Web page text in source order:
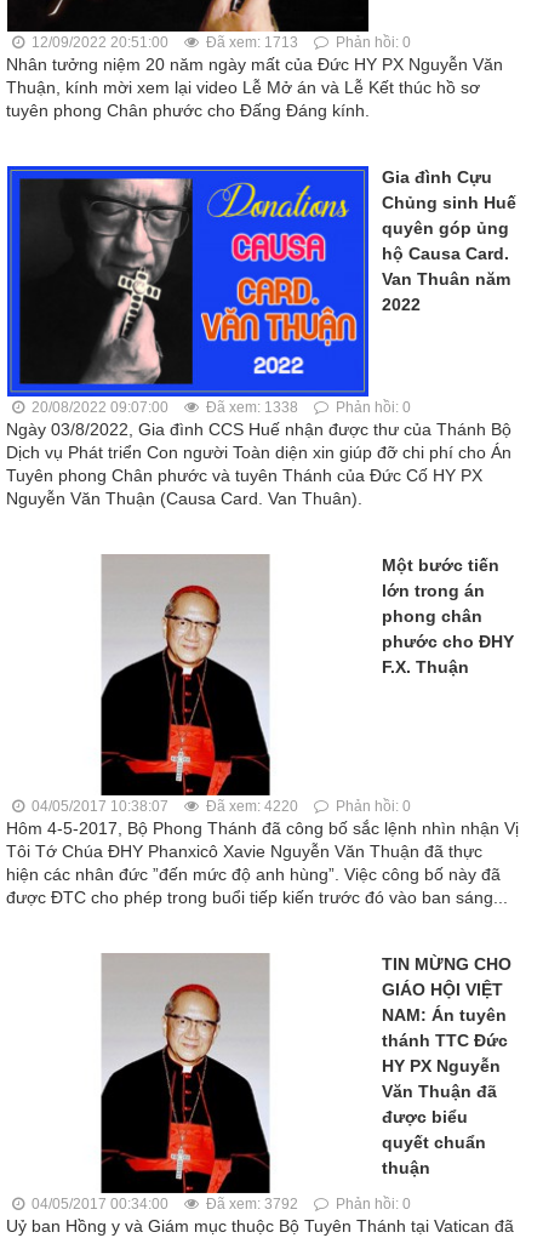
12/09/2022 20:51:00 Đã xem: 1713 Phản hồi: 0
Nhân tưởng niệm 20 năm ngày mất của Đức HY PX Nguyễn Văn
Thuận, kính mời xem lại video Lễ Mở án và Lễ Kết thúc hồ sơ
tuyên phong Chân phước cho Đấng Đáng kính.
Gia đình Cựu
Chủng sinh Huế
quyên góp ủng
hộ Causa Card.
Van Thuân năm
2022
20/08/2022 09:07:00 Đã xem: 1338 Phản hồi: 0
Ngày 03/8/2022, Gia đình CCS Huế nhận được thư của Thánh Bộ
Dịch vụ Phát triển Con người Toàn diện xin giúp đỡ chi phí cho Án
Tuyên phong Chân phước và tuyên Thánh của Đức Cố HY PX
Nguyễn Văn Thuận (Causa Card. Van Thuân).
Một bước tiến
lớn trong án
phong chân
phước cho ĐHY
F.X. Thuận
04/05/2017 10:38:07 Đã xem: 4220 Phản hồi: 0
Hôm 4-5-2017, Bộ Phong Thánh đã công bố sắc lệnh nhìn nhận Vị
Tôi Tớ Chúa ĐHY Phanxicô Xavie Nguyễn Văn Thuận đã thực
hiện các nhân đức ”đến mức độ anh hùng”. Việc công bố này đã
được ĐTC cho phép trong buổi tiếp kiến trước đó vào ban sáng...
TIN MỪNG CHO
GIÁO HỘI VIỆT
NAM: Án tuyên
thánh TTC Đức
HY PX Nguyễn
Văn Thuận đã
được biểu
quyết chuẩn
thuận
04/05/2017 00:34:00 Đã xem: 3792 Phản hồi: 0
Uỷ ban Hồng y và Giám mục thuộc Bộ Tuyên Thánh tại Vatican đã